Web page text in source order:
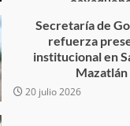
refuerza
institucional en
Mazatlán